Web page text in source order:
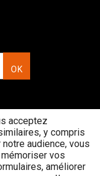
OK
DE
AUX
DE 18 ANS
de l'acheteur est
acceptez
y compris
audience, vous
vos
améliorer